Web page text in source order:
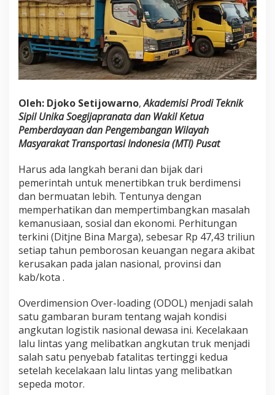
Oleh: Djoko Setijowarno,Akademisi Prodi Teknik
Sipil Unika Soegijapranata dan Wakil Ketua
Pemberdayaan dan Pengembangan Wilayah
Masyarakat Transportasi Indonesia (MTI) Pusat
Harus ada langkah berani dan bijak dari
pemerintah untuk menertibkan truk berdimensi
dan bermuatan lebih. Tentunya dengan
memperhatikan dan mempertimbangkan masalah
kemanusiaan, sosial dan ekonomi. Perhitungan
terkini (Ditjne Bina Marga), sebesar Rp 47,43 triliun
setiap tahun pemborosan keuangan negara akibat
kerusakan pada jalan nasional, provinsi dan
kab/kota .
Overdimension Over-loading (ODOL) menjadi salah
satu gambaran buram tentang wajah kondisi
angkutan logistik nasional dewasa ini. Kecelakaan
lalu lintas yang melibatkan angkutan truk menjadi
salah satu penyebab fatalitas tertinggi kedua
setelah kecelakaan lalu lintas yang melibatkan
sepeda motor.